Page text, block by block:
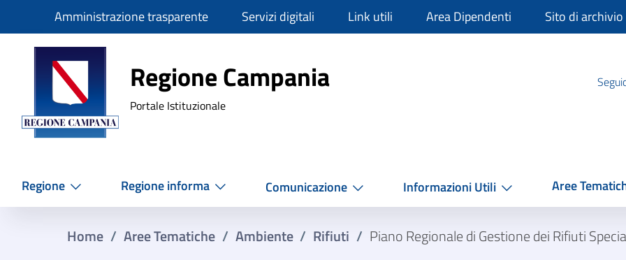
SlimAmministrazione trasparente Servizi digitali Link utili Area Dipendenti Sito di archivio
Regione Campania
Regione Campania
Portale Istituzionale
Regione Regione informa Comunicazione Informazioni Utili Aree
Home / Aree Tematiche / Ambiente / Rifiuti / Piano Regionale di Gestione dei Rifiuti